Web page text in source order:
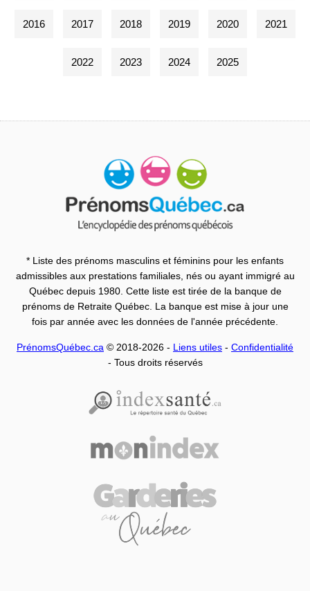
2016 2017 2018 2019 2020 2021
2022 2023 2024 2025
* Liste des prénoms masculins et féminins pour les enfants
admissibles aux prestations familiales, nés ou ayant immigré au
Québec depuis 1980. Cette liste est tirée de la banque de
prénoms de Retraite Québec. La banque est mise à jour une
fois par année avec les données de l'année précédente.
PrénomsQuébec.ca © 2018-2026 - Liens utiles - Confidentialité
- Tous droits réservés